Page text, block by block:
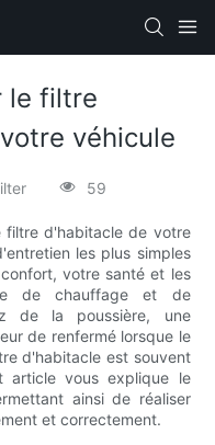
le filtre
véhicule
59
filtre d'habitacle de votre
les plus simples
votre santé et les
de chauffage et de
de la poussière, une
de renfermé lorsque le
d'habitacle est souvent
article vous explique le
ainsi de réaliser
et correctement.